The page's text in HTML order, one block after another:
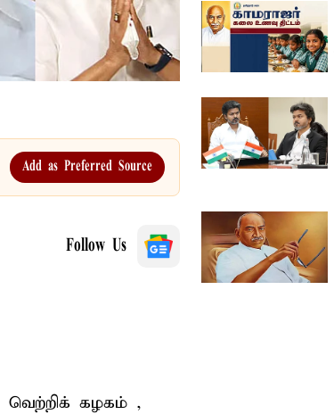
Add as Preferred Source
Follow Us
வெற்றிக் கழகம் ,